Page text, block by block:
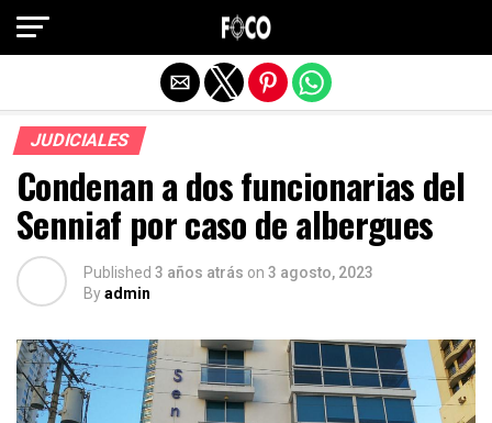
JUDICIALES
Condenan a dos funcionarias del
Senniaf por caso de albergues
Published 3 años atrás on 3 agosto, 2023
Byadmin
Salir de la versión móvil